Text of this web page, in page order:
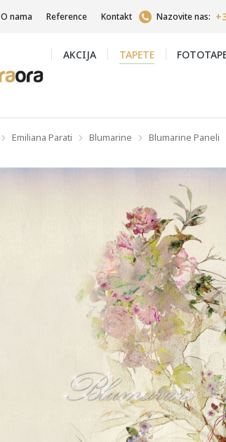
O nama Reference Kontakt Nazovite nas:
AKCIJA TAPETE
Emiliana Parati Blumarine Blumarine Paneli